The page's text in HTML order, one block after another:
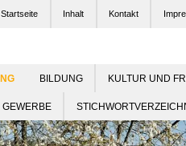
BILDUNG KULTUR UND
GEWERBE
Startseite Inhalt Kontakt